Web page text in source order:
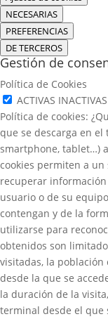
NECESARIAS
PREFERENCIAS
DE TERCEROS
Gestión de
Política de Cookies
ACTIVAS INACTIVAS
Política de cookies:
que se descarga en
smartphone, tablet…)
cookies permiten a un
recuperar
usuario o de su
contengan y de la
utilizarse para
obtenidos son
visitadas, la población
desde la que se
la duración de la
terminal desde el que